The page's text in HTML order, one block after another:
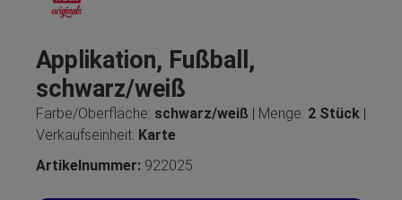
Applikation, Fußball,
schwarz/weiß
Farbe/Oberfläche: schwarz/weiß | Menge: 2 Stück |
Verkaufseinheit: Karte
Artikelnummer: 922025